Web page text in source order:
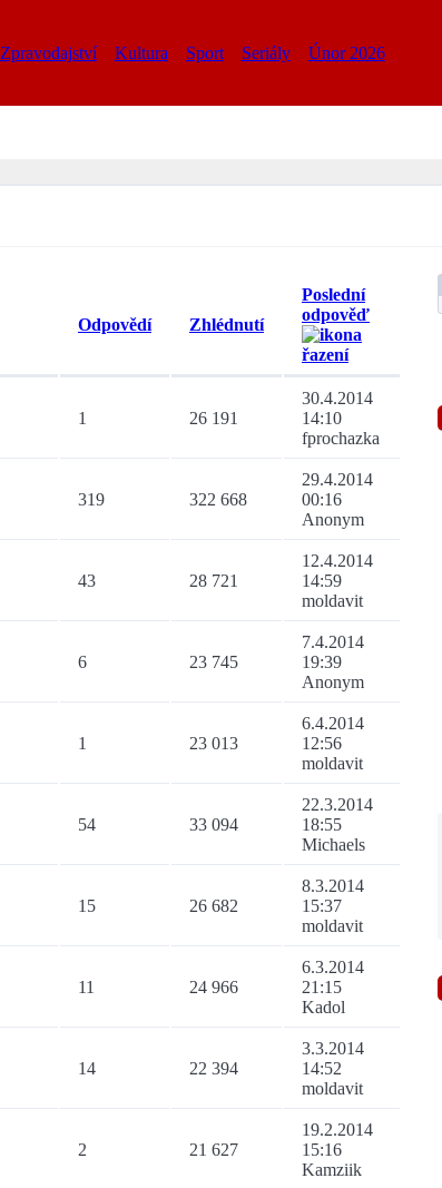
Zpravodajství Kultura Sport Seriály Únor 2026
Odpovědí Zhlédnutí
Poslední
odpověď
1 26 191
30.4.2014
14:10
fprochazka
319 322 668
29.4.2014
00:16
Anonym
43 28 721
12.4.2014
14:59
moldavit
6 23 745
7.4.2014
19:39
Anonym
1 23 013
6.4.2014
12:56
moldavit
54 33 094
22.3.2014
18:55
Michaels
15 26 682
8.3.2014
15:37
moldavit
11 24 966
6.3.2014
21:15
Kadol
14 22 394
3.3.2014
14:52
moldavit
2 21 627
19.2.2014
15:16
Kamziik